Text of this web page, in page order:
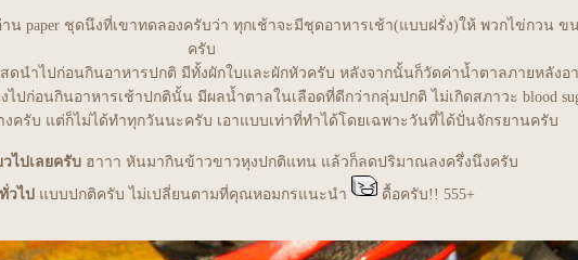
น paper ชุดนึงที่เขาทดลองครับว่า ทุกเช้าจะมีชุดอาหารเช้า(แบบฝรั่ง)ให้ พวกไข่กวน ข
ครับ
นำไปก่อนกินอาหารปกติ มีทั้งผักใบและผักหัวครับ หลังจากนั้นก็วัดค่าน้ำตาลภายหลังอ
ปก่อนกินอาหารเช้าปกตินั้น มีผลน้ำตาลในเลือดที่ดีกว่ากลุ่มปกติ ไม่เกิดสภาวะ blood
งครับ แต่ก็ไม่ได้ทำทุกวันนะครับ เอาแบบเท่าที่ทำได้โดยเฉพาะวันที่ได้ปั่นจักรยานครับ
ไปเลยครับ ฮาาา หันมากินข้าวขาวหุงปกติแทน แล้วก็ลดปริมาณลงครึ่งนึงครับ
วไป บบปกติครับ ไม่เปลี่ยนตามที่คุณหอมกรแนะนำ ดื้อครับ!! 555+